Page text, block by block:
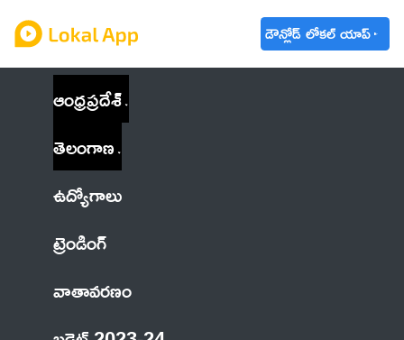
డౌన్లోడ్ లోకల్ యాప్
ఆంధ్రప్రదేశ్
తెలంగాణ
ఉద్యోగాలు
ట్రెండింగ్
వాతావరణం